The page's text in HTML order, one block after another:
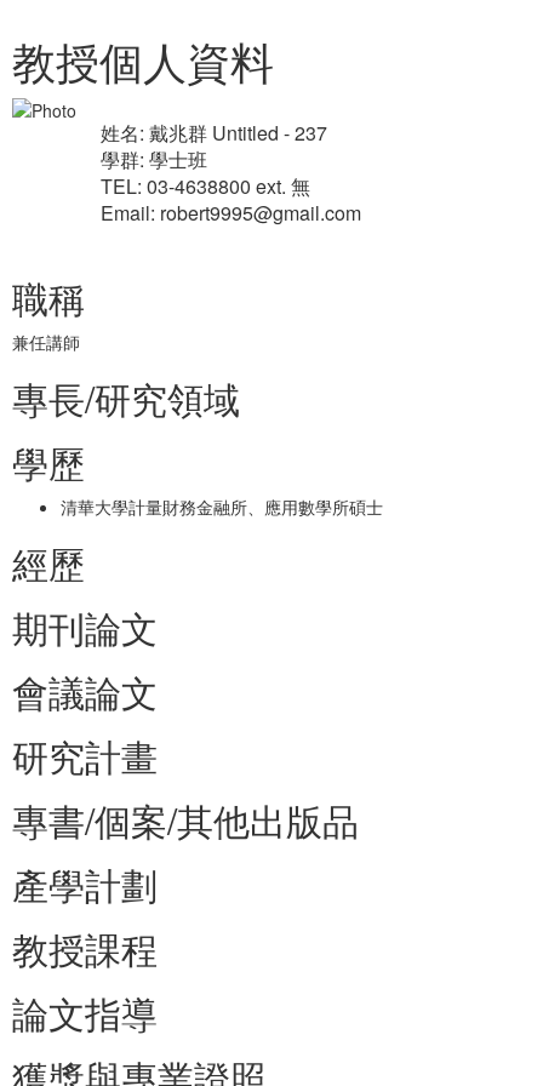
教授個人資料
姓名: 戴兆群 Untitled - 237
學群: 學士班
TEL: 03-4638800 ext. 無
Email: robert9995@gmail.com
職稱
兼任講師
專長/研究領域
學歷
清華大學計量財務金融所、應用數學所碩士
經歷
期刊論文
會議論文
研究計畫
專書/個案/其他出版品
產學計劃
教授課程
論文指導